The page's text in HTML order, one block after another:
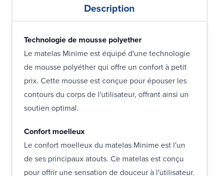
Description
Technologie de mousse polyether
Le matelas Minime est équipé d'une technologie
de mousse polyéther qui offre un confort à petit
prix. Cette mousse est conçue pour épouser les
contours du corps de l'utilisateur, offrant ainsi un
soutien optimal.
Confort moelleux
Le confort moelleux du matelas Minime est l'un
de ses principaux atouts. Ce matelas est conçu
pour offrir une sensation de douceur à l'utilisateur.